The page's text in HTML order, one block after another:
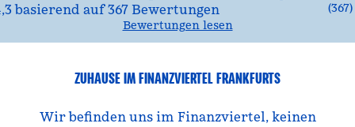
(367)
Bewertungen lesen
ZUHAUSE IM FINANZVIERTEL FRANKFURTS
Wir befinden uns im Finanzviertel, keinen